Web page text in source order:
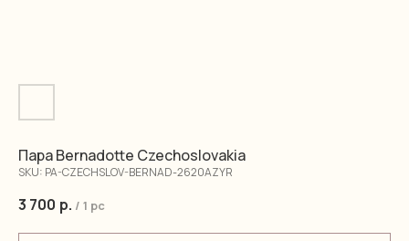
Пара Bernadotte Czechoslovakia
SKU: PA-CZECHSLOV-BERNAD-2620AZYR
3 700 р. / 1 pc